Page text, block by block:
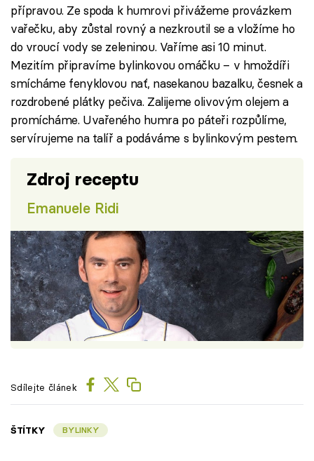
přípravou. Ze spoda k humrovi přivážeme provázkem
vařečku, aby zůstal rovný a nezkroutil se a vložíme ho
do vroucí vody se zeleninou. Vaříme asi 10 minut.
Mezitím připravíme bylinkovou omáčku – v hmoždíři
smícháme fenyklovou nať, nasekanou bazalku, česnek a
rozdrobené plátky pečiva. Zalijeme olivovým olejem a
promícháme. Uvařeného humra po páteři rozpůlíme,
servírujeme na talíř a podáváme s bylinkovým pestem.
Zdroj receptu
Emanuele Ridi
Sdílejte článek
ŠTÍTKY BYLINKY